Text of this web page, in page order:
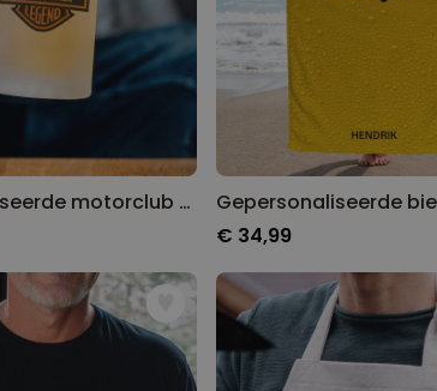
Gepersonaliseerde motorclub bierpul
€ 34,99